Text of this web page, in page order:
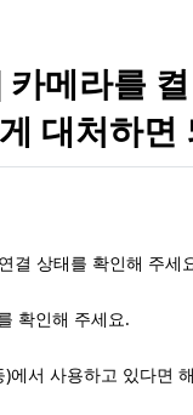
메라를
대처하면
결 상태를 확인해 주세
확인해 주세요.
서 사용하고 있다면